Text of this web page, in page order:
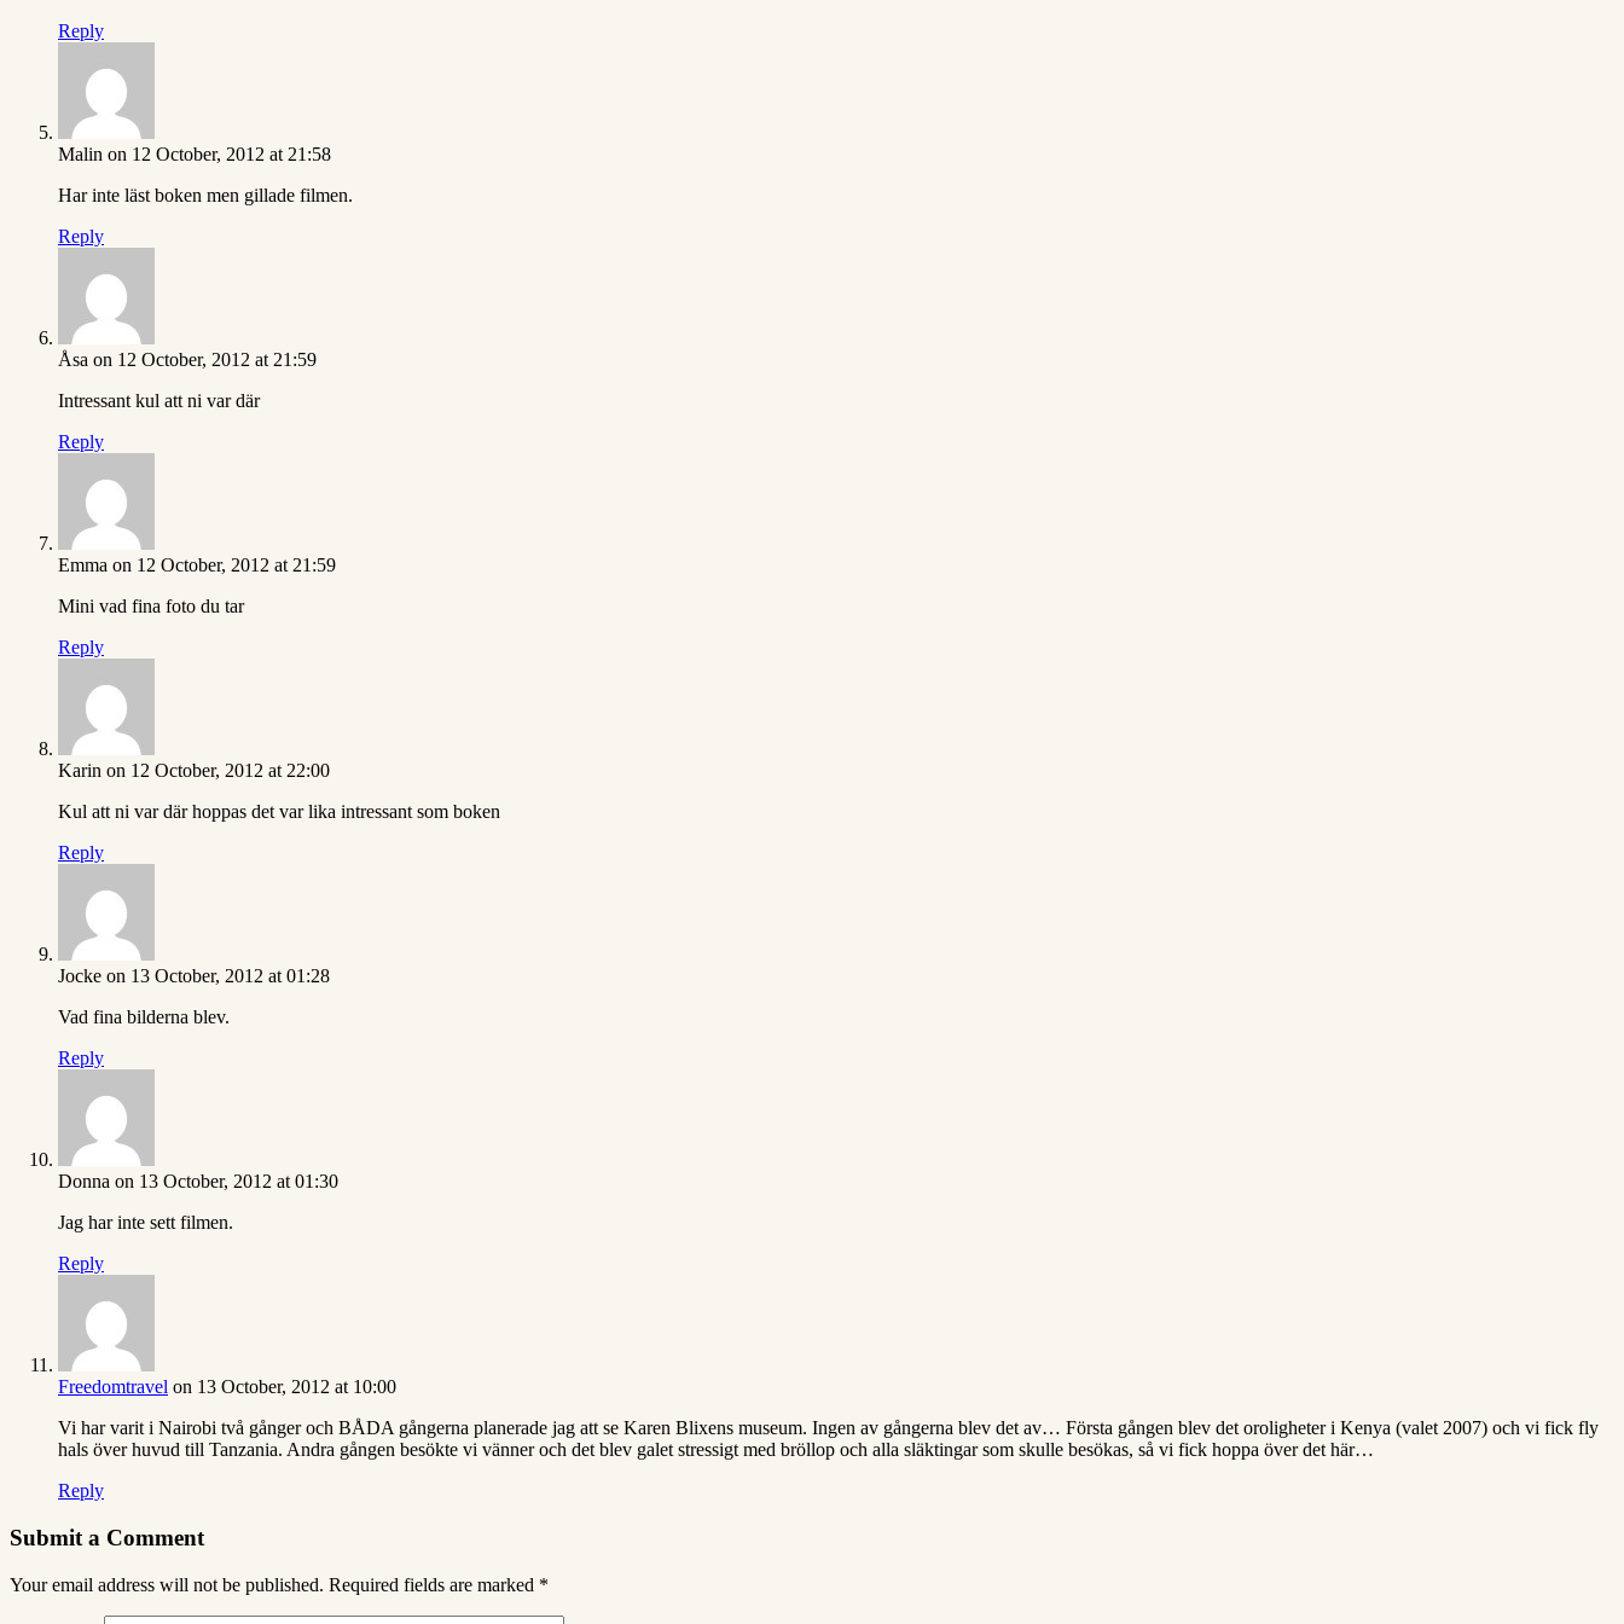
Reply
Malin on 12 October, 2012 at 21:58
Har inte läst boken men gillade filmen.
Reply
Åsa on 12 October, 2012 at 21:59
Intressant kul att ni var där
Reply
Emma on 12 October, 2012 at 21:59
Mini vad fina foto du tar
Reply
Karin on 12 October, 2012 at 22:00
Kul att ni var där hoppas det var lika intressant som boken
Reply
Jocke on 13 October, 2012 at 01:28
Vad fina bilderna blev.
Reply
Donna on 13 October, 2012 at 01:30
Jag har inte sett filmen.
Reply
Freedomtravel on 13 October, 2012 at 10:00
Vi har varit i Nairobi två gånger och BÅDA gångerna planerade jag att se Karen Blixens museum. Ingen av gångerna blev det av… Första gången blev det oroligheter i Kenya (valet 2007) och vi fick fly
hals över huvud till Tanzania. Andra gången besökte vi vänner och det blev galet stressigt med bröllop och alla släktingar som skulle besökas, så vi fick hoppa över det här…
Reply
Submit a Comment
Your email address will not be published. Required fields are marked *